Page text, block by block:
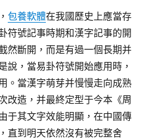
包養軟體在我國歷史上應當存
符號記事時期和漢字記事的開
然斷開，而是有過一個長期并
說，當易卦符號開始應用時，
。當漢字萌芽并慢慢走向成熟
改造，并最終定型于今本《周
于其文字效能明顯，在中國傳
直到明天依然沒有被完整舍